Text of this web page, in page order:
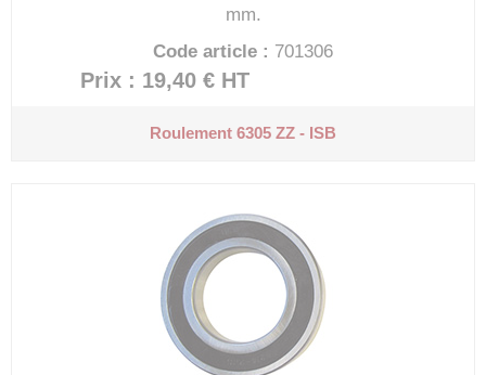
mm.
Code article : 701306
Prix : 19,40 € HT
Roulement 6305 ZZ - ISB